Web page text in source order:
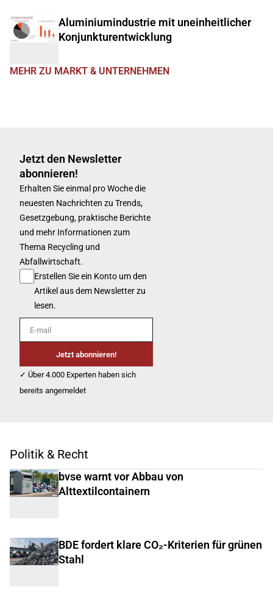
Aluminiumindustrie mit uneinheitlicher
Konjunkturentwicklung
MEHR ZU MARKT & UNTERNEHMEN
Jetzt den Newsletter
abonnieren!
Erhalten Sie einmal pro Woche die
neuesten Nachrichten zu Trends,
Gesetzgebung, praktische Berichte
und mehr Informationen zum
Thema Recycling und
Abfallwirtschaft.
Erstellen Sie ein Konto um den
Artikel aus dem Newsletter zu
lesen.
E-mail
Jetzt abonnieren!
✓ Über 4.000 Experten haben sich
bereits angemeldet
Politik & Recht
bvse warnt vor Abbau von
Alttextilcontainern
BDE fordert klare CO₂-Kriterien für grünen
Stahl